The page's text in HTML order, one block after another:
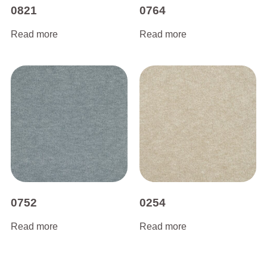
0821
Read more
0764
Read more
0752
Read more
0254
Read more